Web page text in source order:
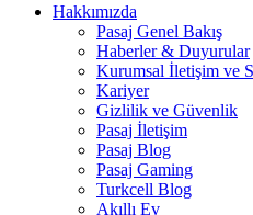
Hakkımızda
Pasaj Genel Bakış
Haberler & Duyurular
Kurumsal İletişim ve
Kariyer
Gizlilik ve Güvenlik
Pasaj İletişim
Pasaj Blog
Pasaj Gaming
Turkcell Blog
Akıllı Ev